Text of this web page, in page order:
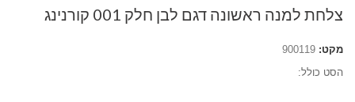
צלחת למנה ראשונה דגם לבן חלק 001 קורנינג
מקט: 900119
הסט כולל: